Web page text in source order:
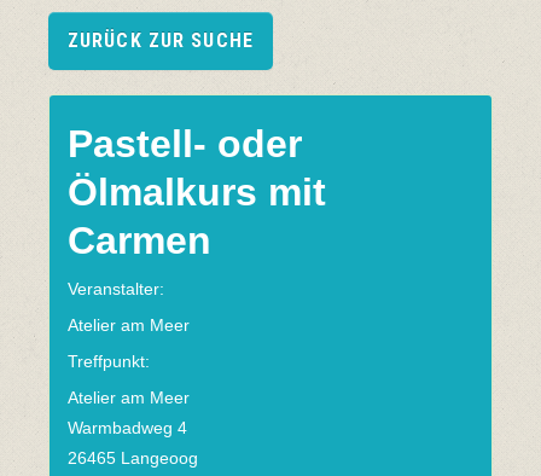
ZURÜCK ZUR SUCHE
Pastell- oder
Ölmalkurs mit
Carmen
Veranstalter:
Atelier am Meer
Treffpunkt:
Atelier am Meer
Warmbadweg 4
26465 Langeoog